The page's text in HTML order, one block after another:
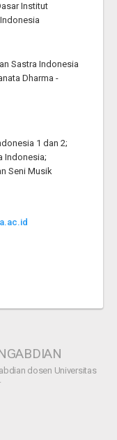
Institut
Sastra Indonesia
Dharma -
1 dan 2;
Indonesia;
Seni Musik
dosen Universitas